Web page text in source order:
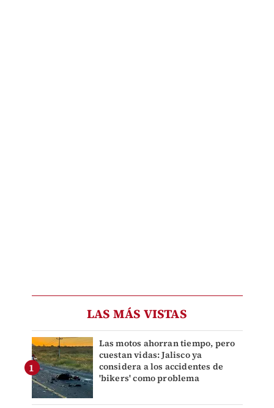
LAS MÁS VISTAS
Las motos ahorran tiempo, pero
cuestan vidas: Jalisco ya
considera a los accidentes de
'bikers' como problema